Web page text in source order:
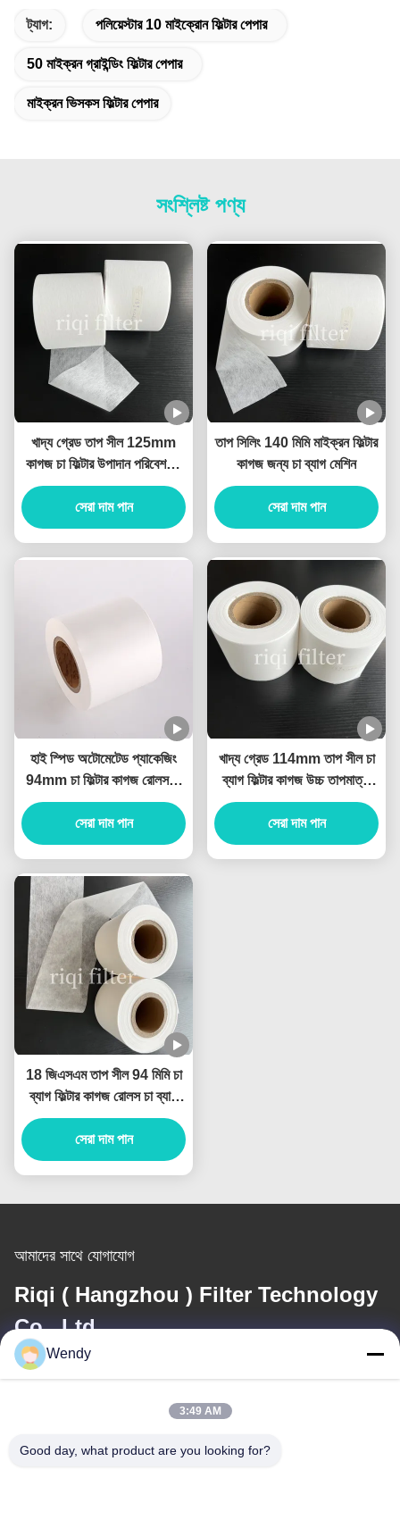
ট্যাগ: পলিয়েস্টার 10 মাইক্রোন ফিল্টার পেপার
50 মাইক্রন গ্রাইন্ডিং ফিল্টার পেপার
মাইক্রন ভিসকস ফিল্টার পেপার
সংশ্লিষ্ট পণ্য
খাদ্য গ্রেড তাপ সীল 125mm
কাগজ চা ফিল্টার উপাদান পরিবেশগত
বন্ধুত্বপূর্ণ
সেরা দাম পান
তাপ সিলিং 140 মিমি মাইক্রন ফিল্টার
কাগজ জন্য চা ব্যাগ মেশিন
সেরা দাম পান
হাই স্পিড অটোমেটেড প্যাকেজিং
94mm চা ফিল্টার কাগজ রোলস অ
বিষাক্ত
সেরা দাম পান
খাদ্য গ্রেড 114mm তাপ সীল চা
ব্যাগ ফিল্টার কাগজ উচ্চ তাপমাত্রা
প্রতিরোধী
সেরা দাম পান
18 জিএসএম তাপ সীল 94 মিমি চা
ব্যাগ ফিল্টার কাগজ রোলস চা ব্যাগ
উত্পাদন জন্য
সেরা দাম পান
আমাদের সাথে যোগাযোগ
Riqi ( Hangzhou ) Filter Technology
Co., Ltd.
ই-মেইল
wendy@hzriqi.com
Wendy
3:49 AM
Good day, what product are you looking for?